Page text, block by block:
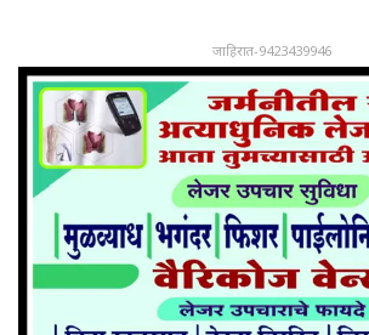
जाहिरात-9423439946